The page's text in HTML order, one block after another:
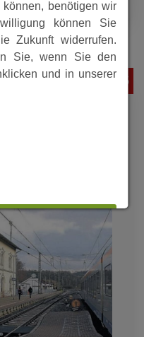
1875
benötigen wir
können Sie
Zukunft widerrufen.
Sie, wenn Sie den
und in unserer